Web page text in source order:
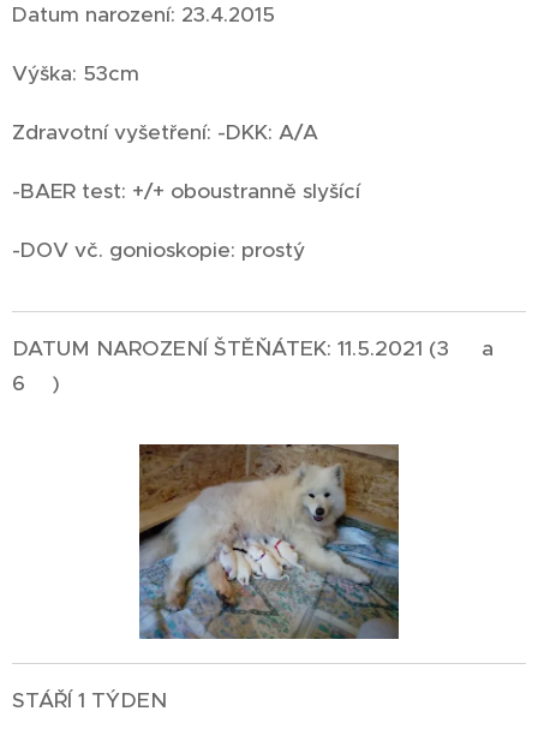
Datum narození: 23.4.2015
Výška: 53cm
Zdravotní vyšetření: -DKK: A/A
-BAER test: +/+ oboustranně slyšící
-DOV vč. gonioskopie: prostý
DATUM NAROZENÍ ŠTĚŇÁTEK: 11.5.2021 (3
a
6
)
STÁŘÍ 1 TÝDEN
fena